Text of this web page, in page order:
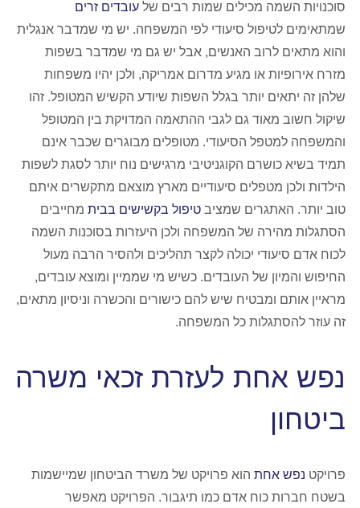
סוכנויות השמה מכילים שמות רבים של עובדים זרים
שמתאימים לטיפול סיעודי לפי המשפחה. יש מי שמדבר אנגלית
והוא מתאים לרוב האנשים, אבל יש גם מי שמדבר בשפות
מזרח אירופיות או מגיע מדרום אמריקה, ולכן יהיו משפחות
שלהן זה יתאים יותר בגלל השפות שיודע הקשיש המטופל. זהו
שיקול חשוב מאוד גם לגבי ההתאמה המדויקת בין המטופל
והמשפחה למטפל הסיעודי. מטופלים מבוגרים שכבר אינם
תמיד בשיא כושרם הקוגניטיבי מרגישים נוח יותר לסגת לשפות
הילדות ולכן מטפלים סיעודיים מארץ מוצאם מתקשרים איתם
טוב יותר. האתגרים שמציב טיפול בקשישים בבית מחייבים
הסתגלות מהירה של המשפחה ולכן היעזרות בסוכנות השמה
לכוח אדם סיעודי יכולה לקצר תהליכים ולהסיר הרבה מעול
החיפוש והמיון של העובדים. כשיש מי שממיין ומוצא עובדים,
מראיין אותם ומבטיח שיש להם כישורים והכשרה וניסיון מתאים,
זה עוזר להסתגלות כל המשפחה.
נפש אחת לעזרת זכאי משרה
ביטחון
פרויקט נפש אחת הוא פרויקט של משרד הביטחון שמיישמות
בשטח חברות כוח אדם כמו תיגבור. הפרויקט מאפשר